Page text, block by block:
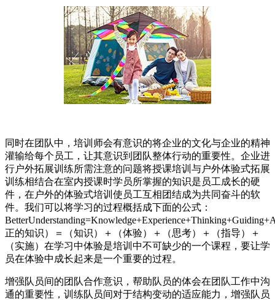
同时在团队中，培训师会有意识的将企业的文化与企业的精神
灌输给每个员工，让其意识到团队整体行动的重要性。企业进
行户外拓展训练所需注意的问题将授课培训与户外体验式拓展
训练相结合在室内授课时学员所掌握的知识是员工成长的硬
件，在户外的体验式培训使员工互相团结成为共同奋斗的软
件。我们可以将学习的过程概括成下面的公式：
正的知识）＝（知识）＋（体验）＋（思考）＋（指导）＋
（实施）在学习中体验是培训中不可缺少的一个课程，要让学
员在体验中成长起来是一个重要的过程。
增强队员间的团队合作意识，帮助队员的体会在团队工作中沟
通的重要性，训练队员间对于结构变动的适应能力，增强队员